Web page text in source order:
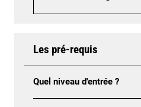
Les pré-requis
Quel niveau d'entrée ?